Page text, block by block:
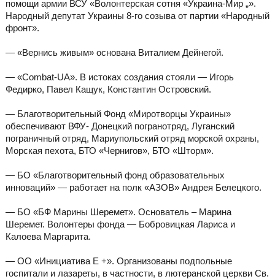
помощи армии ВСУ «Волонтерская сотня «Украина-Мир „».
Народный депутат Украины 8-го созыва от партии «Народный
фронт».
— «Вернись живым» основана Виталием Дейнегой.
— «Combat-UA». В истоках создания стояли — Игорь
Федирко, Павел Кащук, Константин Островский.
— Благотворительный Фонд «Миротворцы Украины»
обеспечивают ВФУ- Донецкий погранотряд, Луганский
пограничный отряд, Мариупольский отряд морской охраны,
Морская пехота, БТО «Чернигов», БТО «Шторм».
— БО «Благотворительный фонд образовательных
инноваций» — работает на полк «АЗОВ» Андрея Белецкого.
— БО «БФ Марины Шеремет». Основатель – Марина
Шеремет. Волонтеры фонда — Бобровицкая Лариса и
Калоева Маргарита.
— ОО «Инициатива Е +». Организованы подпольные
госпитали и лазареты, в частности, в лютеранской церкви Св.